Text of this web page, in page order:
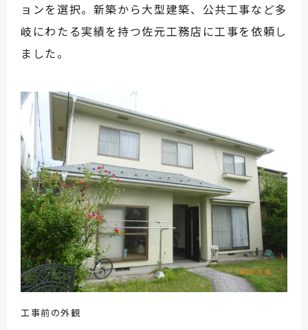
ョンを選択。新築から大型建築、公共工事など多
岐にわたる実績を持つ佐元工務店に工事を依頼し
ました。
工事前の外観